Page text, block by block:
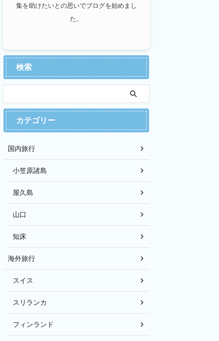
集を助けたいとの思いでブログを始めまし
た。
検索
カテゴリー
国内旅行
小笠原諸島
屋久島
山口
知床
海外旅行
スイス
スリランカ
フィンランド